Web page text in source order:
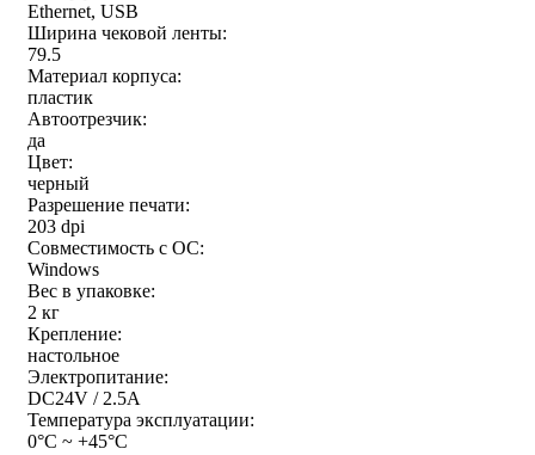
Ethernet, USB
Ширина чековой ленты:
79.5
Материал корпуса:
пластик
Автоотрезчик:
да
Цвет:
черный
Разрешение печати:
203 dpi
Совместимость с ОС:
Windows
Вес в упаковке:
2 кг
Крепление:
настольное
Электропитание:
DC24V / 2.5A
Температура эксплуатации:
0°C ~ +45°C